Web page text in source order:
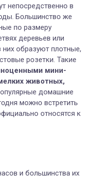
непосредственно в
Большинство же
по размеру
деревьев или
образуют плотные,
розетки. Такие
мини-
животных,
домашние
можно встретить
относятся к
и большинства их